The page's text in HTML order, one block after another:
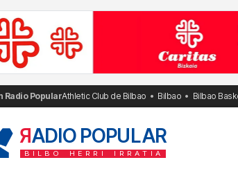
Radio PopularAthletic Club de Bilbao Bilbao Bilbao
RADIO POPULAR
BILBO HERRI IRRATIA